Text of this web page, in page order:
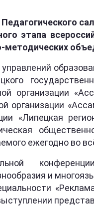
этапа
методических
организации
организации
«Липецкая
ежегодно во
и